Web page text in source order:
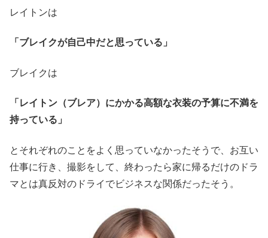
レイトンは
「ブレイクが自己中だと思っている」
ブレイクは
「レイトン（ブレア）にかかる高額な衣装の予算に不満を
持っている」
とそれぞれのことをよく思っていなかったそうで、お互い
仕事に行き、撮影をして、終わったら家に帰るだけのドラ
マとは真反対のドライでビジネスな関係だったそう。